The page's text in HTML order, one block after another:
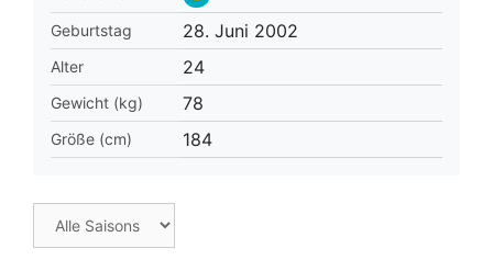
Geburtstag
28. Juni 2002
Alter 24
Gewicht (kg) 78
Größe (cm) 184